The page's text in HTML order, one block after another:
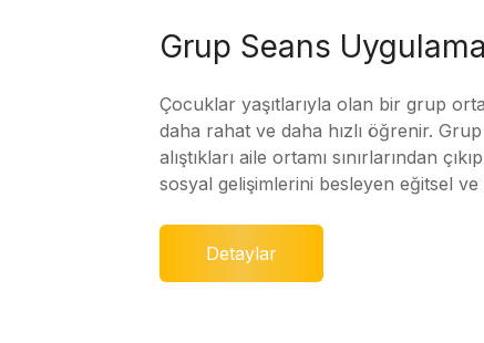
Grup Seans
Çocuklar yaşıtlarıyla olan bir grup
daha rahat ve daha hızlı öğrenir.
alıştıkları aile ortamı sınırlarından
sosyal gelişimlerini besleyen eğitsel
Detaylar